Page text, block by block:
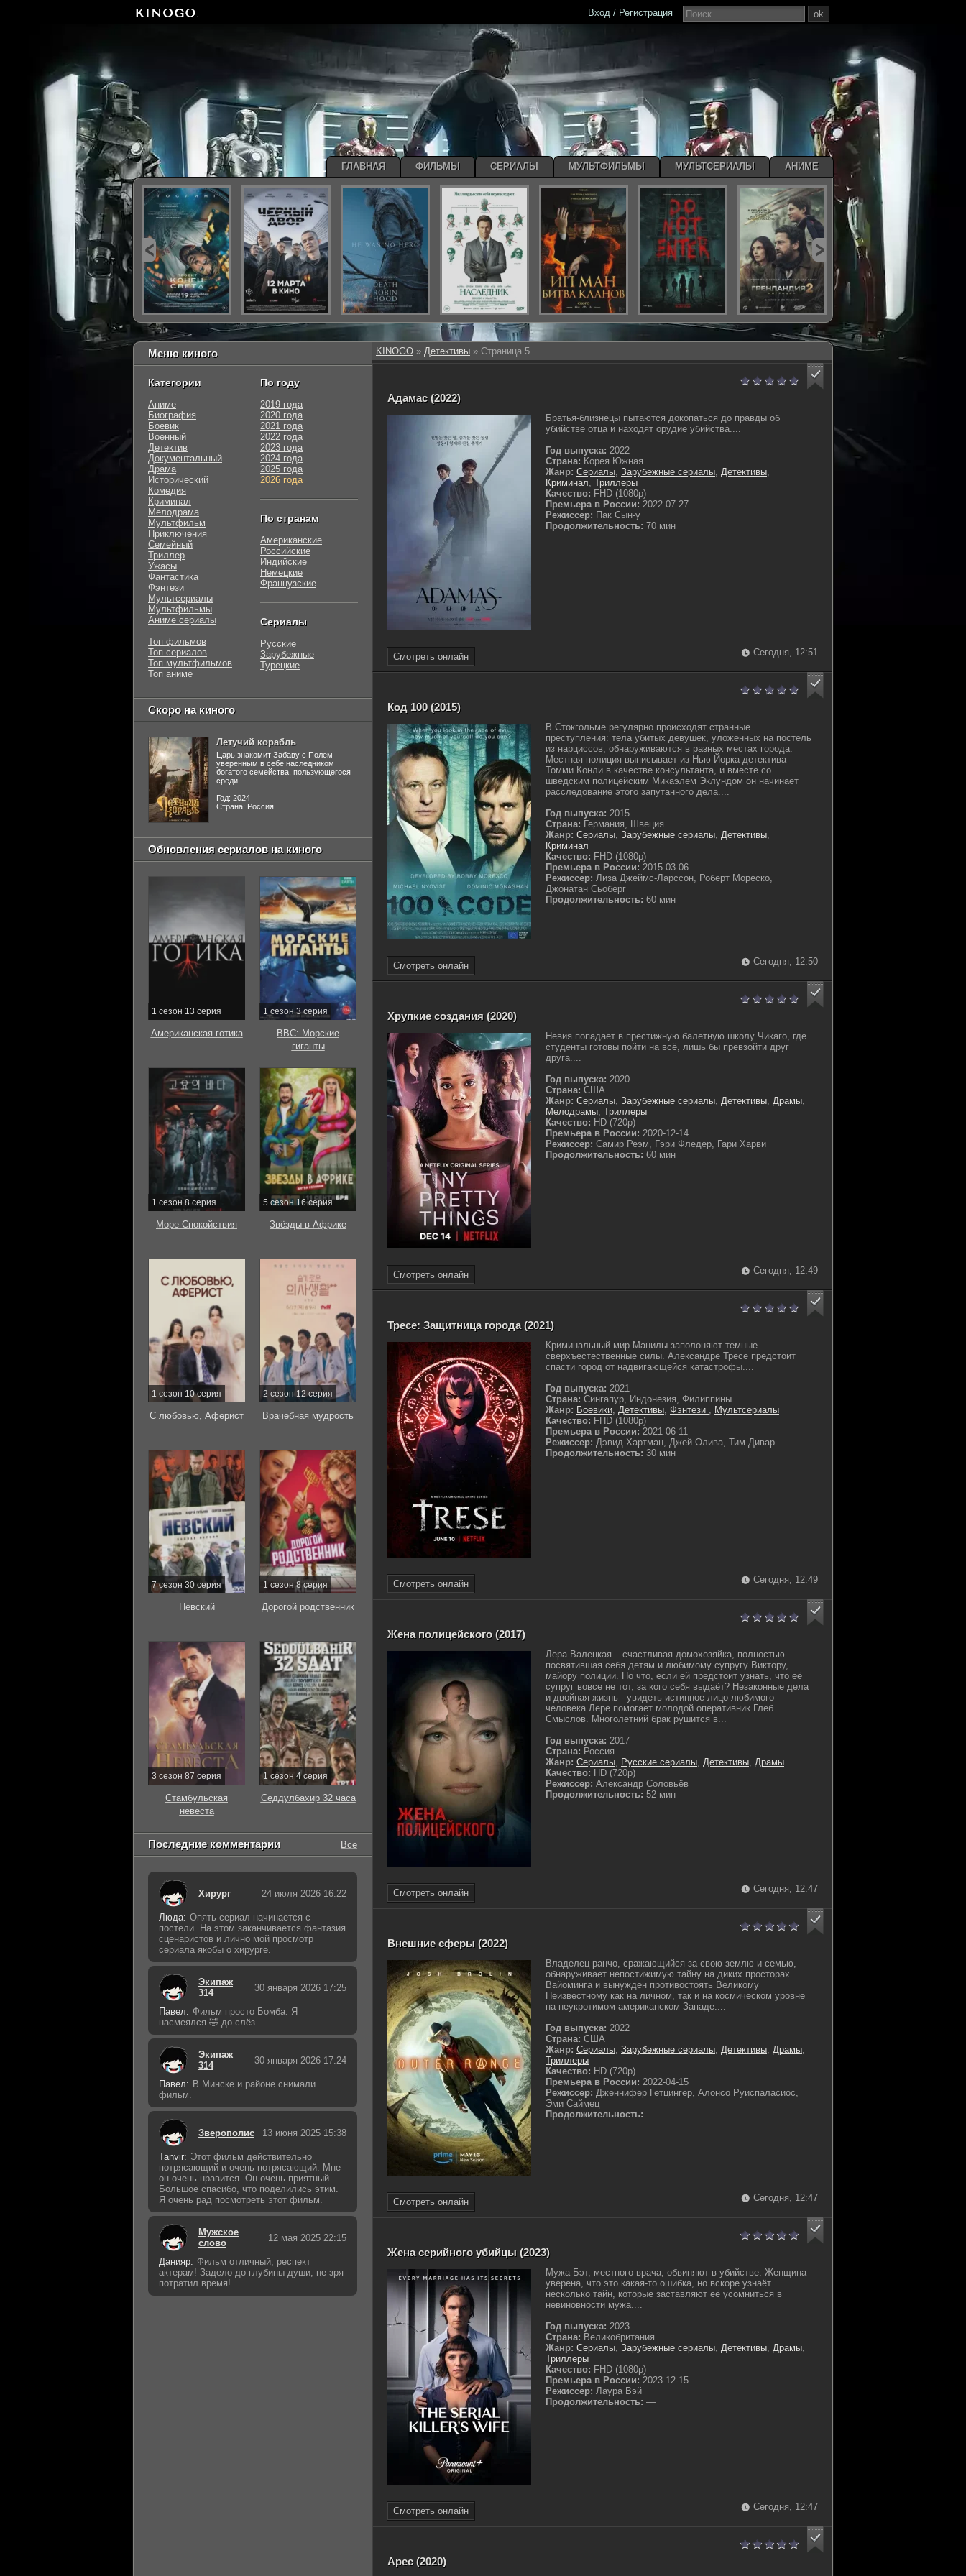
KINOGO » Детективы » Страница 5
Адамас (2022)
Братья-близнецы пытаются докопаться до правды об
убийстве отца и находят орудие убийства....
Год выпуска: 2022
Страна: Корея Южная
Жанр: Сериалы, Зарубежные сериалы, Детективы,
Криминал, Триллеры
Качество: FHD (1080p)
Премьера в России: 2022-07-27
Режиссер: Пак Сын-у
Продолжительность: 70 мин
Смотреть онлайн Сегодня, 12:51
Код 100 (2015)
В Стокгольме регулярно происходят странные
преступления: тела убитых девушек, уложенных на постель
из нарциссов, обнаруживаются в разных местах города.
Местная полиция выписывает из Нью-Йорка детектива
Томми Конли в качестве консультанта, и вместе со
шведским полицейским Микаэлем Эклундом он начинает
расследование этого запутанного дела....
Год выпуска: 2015
Страна: Германия, Швеция
Жанр: Сериалы, Зарубежные сериалы, Детективы,
Криминал
Качество: FHD (1080p)
Премьера в России: 2015-03-06
Режиссер: Лиза Джеймс-Ларссон, Роберт Мореско,
Джонатан Сьоберг
Продолжительность: 60 мин
Смотреть онлайн Сегодня, 12:50
Хрупкие создания (2020)
Невия попадает в престижную балетную школу Чикаго, где
студенты готовы пойти на всё, лишь бы превзойти друг
друга....
Год выпуска: 2020
Страна: США
Жанр: Сериалы, Зарубежные сериалы, Детективы, Драмы,
Мелодрамы, Триллеры
Качество: HD (720p)
Премьера в России: 2020-12-14
Режиссер: Самир Реэм, Гэри Фледер, Гари Харви
Продолжительность: 60 мин
Смотреть онлайн Сегодня, 12:49
Тресе: Защитница города (2021)
Криминальный мир Манилы заполоняют темные
сверхъестественные силы. Александре Тресе предстоит
спасти город от надвигающейся катастрофы....
Год выпуска: 2021
Страна: Сингапур, Индонезия, Филиппины
Жанр: Боевики, Детективы, Фэнтези , Мультсериалы
Качество: FHD (1080p)
Премьера в России: 2021-06-11
Режиссер: Дэвид Хартман, Джей Олива, Тим Дивар
Продолжительность: 30 мин
Смотреть онлайн Сегодня, 12:49
Жена полицейского (2017)
Лера Валецкая – счастливая домохозяйка, полностью
посвятившая себя детям и любимому супругу Виктору,
майору полиции. Но что, если ей предстоит узнать, что её
супруг вовсе не тот, за кого себя выдаёт? Незаконные дела
и двойная жизнь - увидеть истинное лицо любимого
человека Лере помогает молодой оперативник Глеб
Смыслов. Многолетний брак рушится в...
Год выпуска: 2017
Страна: Россия
Жанр: Сериалы, Русские сериалы, Детективы, Драмы
Качество: HD (720p)
Режиссер: Александр Соловьёв
Продолжительность: 52 мин
Смотреть онлайн Сегодня, 12:47
Внешние сферы (2022)
Владелец ранчо, сражающийся за свою землю и семью,
обнаруживает непостижимую тайну на диких просторах
Вайоминга и вынужден противостоять Великому
Неизвестному как на личном, так и на космическом уровне
на неукротимом американском Западе....
Год выпуска: 2022
Страна: США
Жанр: Сериалы, Зарубежные сериалы, Детективы, Драмы,
Триллеры
Качество: HD (720p)
Премьера в России: 2022-04-15
Режиссер: Дженнифер Гетцингер, Алонсо Руиспаласиос,
Эми Саймец
Продолжительность: —
Смотреть онлайн Сегодня, 12:47
Жена серийного убийцы (2023)
Мужа Бэт, местного врача, обвиняют в убийстве. Женщина
уверена, что это какая-то ошибка, но вскоре узнаёт
несколько тайн, которые заставляют её усомниться в
невиновности мужа....
Год выпуска: 2023
Страна: Великобритания
Жанр: Сериалы, Зарубежные сериалы, Детективы, Драмы,
Триллеры
Качество: FHD (1080p)
Премьера в России: 2023-12-15
Режиссер: Лаура Вэй
Продолжительность: —
Смотреть онлайн Сегодня, 12:47
Арес (2020)
Меню киного
Категории
Аниме
Биография
Боевик
Военный
Детектив
Документальный
Драма
Исторический
Комедия
Криминал
Мелодрама
Мультфильм
Приключения
Семейный
Триллер
Ужасы
Фантастика
Фэнтези
Мультсериалы
Мультфильмы
Аниме сериалы
Топ фильмов
Топ сериалов
Топ мультфильмов
Топ аниме
По году
2019 года
2020 года
2021 года
2022 года
2023 года
2024 года
2025 года
2026 года
По странам
Американские
Российские
Индийские
Немецкие
Французские
Сериалы
Русские
Зарубежные
Турецкие
Скоро на киного
Летучий корабль
Царь знакомит Забаву с Полем –
уверенным в себе наследником
богатого семейства, пользующегося
среди...
Год: 2024
Страна: Россия
Обновления сериалов на киного
1 сезон 13 серия
Американская готика
1 сезон 3 серия
BBC: Морские
гиганты
1 сезон 8 серия
Море Спокойствия
5 сезон 16 серия
Звёзды в Африке
1 сезон 10 серия
С любовью, Аферист
2 сезон 12 серия
Врачебная мудрость
7 сезон 30 серия
Невский
1 сезон 8 серия
Дорогой родственник
3 сезон 87 серия
Стамбульская
невеста
1 сезон 4 серия
Седдулбахир 32 часа
Последние комментарии Все
Хирург 24 июля 2026 16:22
Люда: Опять сериал начинается с
постели. На этом заканчивается фантазия
сценаристов и лично мой просмотр
сериала якобы о хирурге.
Экипаж
314
30 января 2026 17:25
Павел: Фильм просто Бомба. Я
насмеялся 🤣 до слёз
Экипаж
314
30 января 2026 17:24
Павел: В Минске и районе снимали
фильм.
Зверополис 13 июня 2025 15:38
Tanvir: Этот фильм действительно
потрясающий и очень потрясающий. Мне
он очень нравится. Он очень приятный.
Большое спасибо, что поделились этим.
Я очень рад посмотреть этот фильм.
Мужское
слово
12 мая 2025 22:15
Данияр: Фильм отличный, респект
актерам! Задело до глубины души, не зря
потратил время!
ok
Вход / Регистрация
ГЛАВНАЯ ФИЛЬМЫ СЕРИАЛЫ МУЛЬТФИЛЬМЫ МУЛЬТСЕРИАЛЫ АНИМЕ